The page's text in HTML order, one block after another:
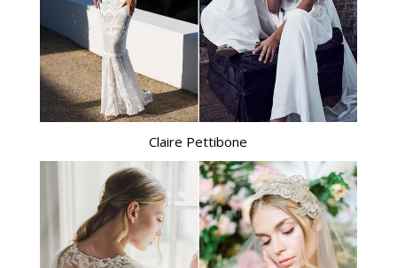
Claire Pettibone